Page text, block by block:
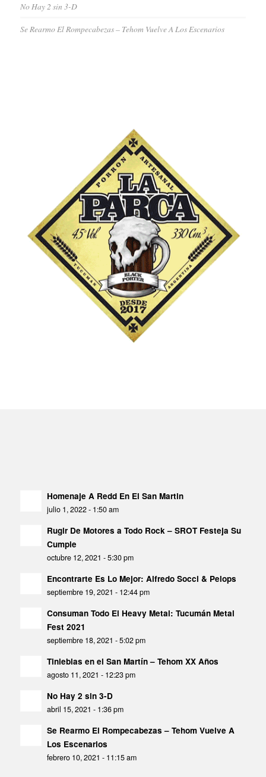
No Hay 2 sin 3-D
Se Rearmo El Rompecabezas – Tehom Vuelve A Los Escenarios
Homenaje A Redd En El San Martin
julio 1, 2022 - 1:50 am
Rugir De Motores a Todo Rock – SROT Festeja Su
Cumple
octubre 12, 2021 - 5:30 pm
Encontrarte Es Lo Mejor: Alfredo Socci & Pelops
septiembre 19, 2021 - 12:44 pm
Consuman Todo El Heavy Metal: Tucumán Metal
Fest 2021
septiembre 18, 2021 - 5:02 pm
Tinieblas en el San Martín – Tehom XX Años
agosto 11, 2021 - 12:23 pm
No Hay 2 sin 3-D
abril 15, 2021 - 1:36 pm
Se Rearmo El Rompecabezas – Tehom Vuelve A
Los Escenarios
febrero 10, 2021 - 11:15 am